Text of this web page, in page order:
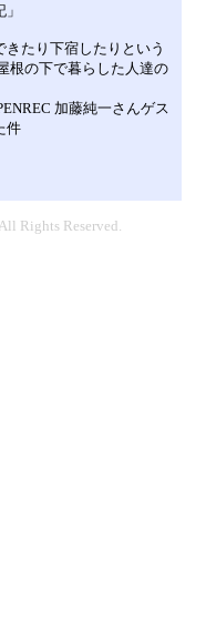
たり下宿したりという
根の下で暮らした人達の
加藤純一さんゲス
件
Rights Reserved.